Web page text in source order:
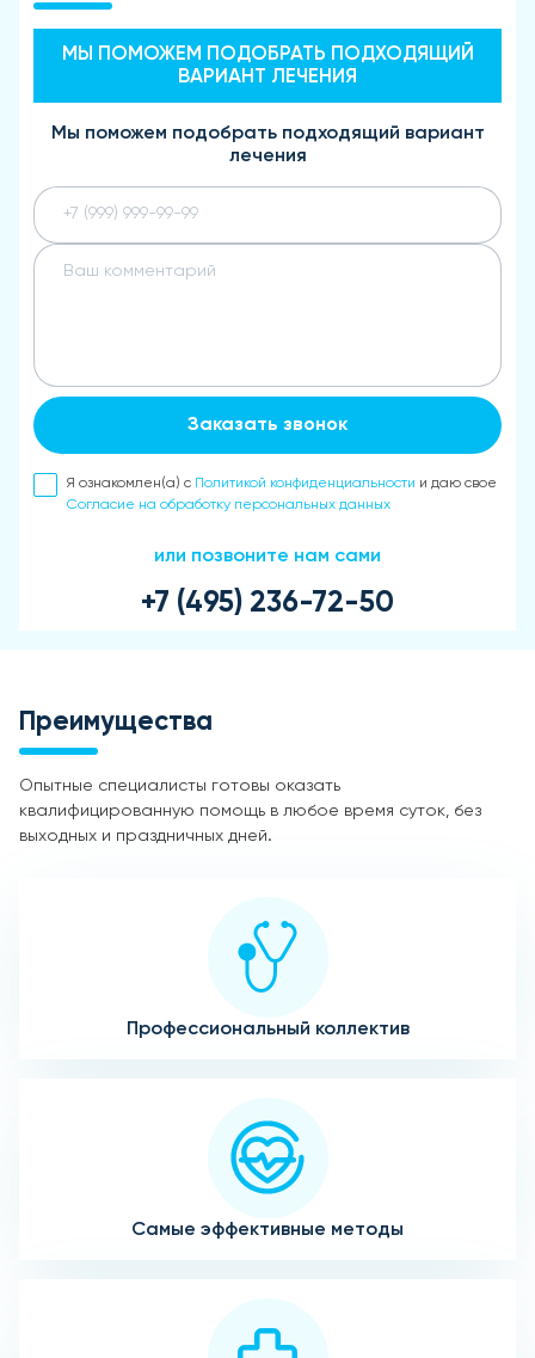
МЫ ПОМОЖЕМ ПОДОБРАТЬ ПОДХОДЯЩИЙ
ВАРИАНТ ЛЕЧЕНИЯ
Мы поможем подобрать подходящий вариант
лечения
Заказать звонок
Я ознакомлен(а) с Политикой конфиденциальности и даю свое
Согласие на обработку персональных данных
или позвоните нам сами
+7 (495) 236-72-50
Преимущества
Опытные специалисты готовы оказать
квалифицированную помощь в любое время суток, без
выходных и праздничных дней.
Профессиональный коллектив
Самые эффективные методы